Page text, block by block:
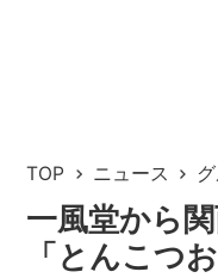
TOP ニュース
一風堂から
「とんこつ